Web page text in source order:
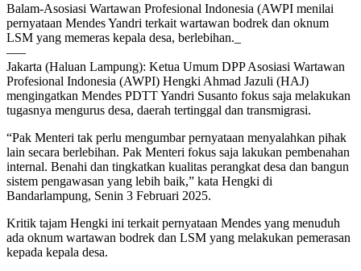
Balam-Asosiasi Wartawan Profesional Indonesia (AWPI menilai
pernyataan Mendes Yandri terkait wartawan bodrek dan oknum
LSM yang memeras kepala desa, berlebihan._
—–
Jakarta (Haluan Lampung): Ketua Umum DPP Asosiasi Wartawan
Profesional Indonesia (AWPI) Hengki Ahmad Jazuli (HAJ)
mengingatkan Mendes PDTT Yandri Susanto fokus saja melakukan
tugasnya mengurus desa, daerah tertinggal dan transmigrasi.
“Pak Menteri tak perlu mengumbar pernyataan menyalahkan pihak
lain secara berlebihan. Pak Menteri fokus saja lakukan pembenahan
internal. Benahi dan tingkatkan kualitas perangkat desa dan bangun
sistem pengawasan yang lebih baik,” kata Hengki di
Bandarlampung, Senin 3 Februari 2025.
Kritik tajam Hengki ini terkait pernyataan Mendes yang menuduh
ada oknum wartawan bodrek dan LSM yang melakukan pemerasan
kepada kepala desa.